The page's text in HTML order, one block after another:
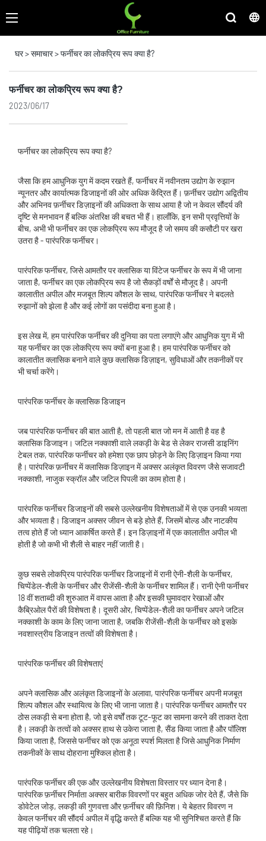
घर>समाचार>फर्नीचर का लोकप्रिय रूप क्या है?
फर्नीचर का लोकप्रिय रूप क्या है?
2023/06/17
फर्नीचर का लोकप्रिय रूप क्या है?
जैसा कि हम आधुनिक युग में कदम रखते हैं, फर्नीचर में नवीनतम उद्योग के रुझान
न्यूनतर और कार्यात्मक डिजाइनों की ओर अधिक केंद्रित हैं। फ़र्नीचर उद्योग अद्वितीय
और अभिनव फ़र्नीचर डिज़ाइनों की अधिकता के साथ आया है जो न केवल सौंदर्य की
दृष्टि से मनभावन हैं बल्कि अंतरिक्ष की बचत भी हैं। हालाँकि, इन सभी प्रवृत्तियों के
बीच, अभी भी फर्नीचर का एक लोकप्रिय रूप मौजूद है जो समय की कसौटी पर खरा
उतरा है - पारंपरिक फर्नीचर।
पारंपरिक फर्नीचर, जिसे आमतौर पर क्लासिक या विंटेज फर्नीचर के रूप में भी जाना
जाता है, फर्नीचर का एक लोकप्रिय रूप है जो सैकड़ों वर्षों से मौजूद है। अपनी
कालातीत अपील और मजबूत शिल्प कौशल के साथ, पारंपरिक फर्नीचर ने बदलते
रुझानों को झेला है और कई लोगों का पसंदीदा बना हुआ है।
इस लेख में, हम पारंपरिक फर्नीचर की दुनिया का पता लगाएंगे और आधुनिक युग में भी
यह फर्नीचर का एक लोकप्रिय रूप क्यों बना हुआ है। हम पारंपरिक फर्नीचर को
कालातीत क्लासिक बनाने वाले कुछ क्लासिक डिज़ाइन, सुविधाओं और तकनीकों पर
भी चर्चा करेंगे।
पारंपरिक फर्नीचर के क्लासिक डिजाइन
जब पारंपरिक फर्नीचर की बात आती है, तो पहली बात जो मन में आती है वह है
क्लासिक डिजाइन। जटिल नक्काशी वाले लकड़ी के बेड से लेकर राजसी डाइनिंग
टेबल तक, पारंपरिक फर्नीचर को हमेशा एक छाप छोड़ने के लिए डिज़ाइन किया गया
है। पारंपरिक फ़र्नीचर में क्लासिक डिज़ाइन में अक्सर अलंकृत विवरण जैसे सजावटी
नक्काशी, नाजुक स्क्रॉल और जटिल पिपली का काम होता है।
पारंपरिक फर्नीचर डिजाइनों की सबसे उल्लेखनीय विशेषताओं में से एक उनकी भव्यता
और भव्यता है। डिजाइन अक्सर जीवन से बड़े होते हैं, जिसमें बोल्ड और नाटकीय
तत्व होते हैं जो ध्यान आकर्षित करते हैं। इन डिज़ाइनों में एक कालातीत अपील भी
होती है जो कभी भी शैली से बाहर नहीं जाती है।
कुछ सबसे लोकप्रिय पारंपरिक फर्नीचर डिजाइनों में रानी ऐनी-शैली के फर्नीचर,
चिप्पेंडेल-शैली के फर्नीचर और रीजेंसी-शैली के फर्नीचर शामिल हैं। रानी ऐनी फर्नीचर
18 वीं शताब्दी की शुरुआत में वापस आता है और इसकी घुमावदार रेखाओं और
कैब्रिओल पैरों की विशेषता है। दूसरी ओर, चिप्पेंडेल-शैली का फर्नीचर अपने जटिल
नक्काशी के काम के लिए जाना जाता है, जबकि रीजेंसी-शैली के फर्नीचर को इसके
नवशास्त्रीय डिजाइन तत्वों की विशेषता है।
पारंपरिक फर्नीचर की विशेषताएं
अपने क्लासिक और अलंकृत डिजाइनों के अलावा, पारंपरिक फर्नीचर अपनी मजबूत
शिल्प कौशल और स्थायित्व के लिए भी जाना जाता है। पारंपरिक फर्नीचर आमतौर पर
ठोस लकड़ी से बना होता है, जो इसे वर्षों तक टूट-फूट का सामना करने की ताकत देता
है। लकड़ी के तत्वों को अक्सर हाथ से उकेरा जाता है, सैंड किया जाता है और पॉलिश
किया जाता है, जिससे फर्नीचर को एक अनूठा स्पर्श मिलता है जिसे आधुनिक निर्माण
तकनीकों के साथ दोहराना मुश्किल होता है।
पारंपरिक फर्नीचर की एक और उल्लेखनीय विशेषता विस्तार पर ध्यान देना है।
पारंपरिक फ़र्नीचर निर्माता अक्सर बारीक विवरणों पर बहुत अधिक जोर देते हैं, जैसे कि
डोवेटेल जोड़, लकड़ी की गुणवत्ता और फ़र्नीचर की फ़िनिश। ये बेहतर विवरण न
केवल फर्नीचर की सौंदर्य अपील में वृद्धि करते हैं बल्कि यह भी सुनिश्चित करते हैं कि
यह पीढ़ियों तक चलता रहे।